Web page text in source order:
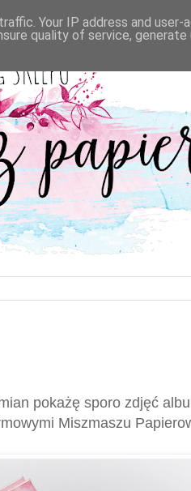
pokażę sporo zdjęć
Miszmaszu
Your IP address and user-
quality of service, generate